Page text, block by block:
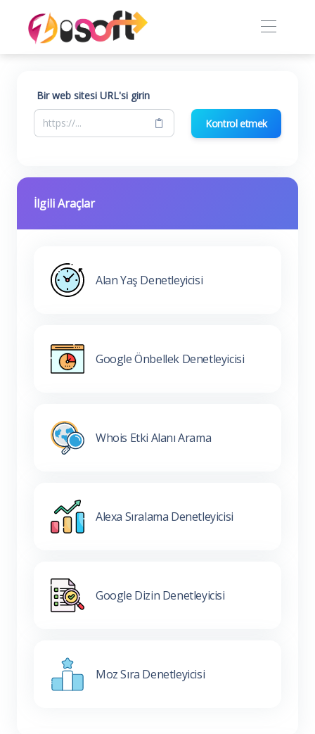
Bir web sitesi URL'si girin
Kontrol etmek
İlgili Araçlar
Alan Yaş Denetleyicisi
Google Önbellek Denetleyicisi
Whois Etki Alanı Arama
Alexa Sıralama Denetleyicisi
Google Dizin Denetleyicisi
Moz Sıra Denetleyicisi